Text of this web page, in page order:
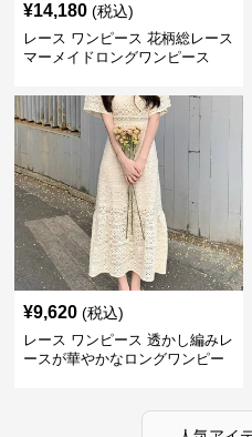
¥14,180 (税込)
レース ワンピース 花柄総レース
マーメイドロングワンピース
¥9,620 (税込)
レース ワンピース 透かし編みレ
ースが華やかなロングワンピー